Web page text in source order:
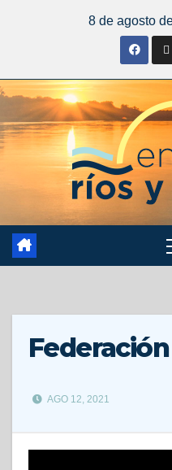
8 de agosto
Federación
AGO 12, 2021